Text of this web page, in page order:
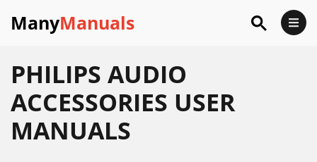
ManyManuals
PHILIPS AUDIO
ACCESSORIES USER
MANUALS